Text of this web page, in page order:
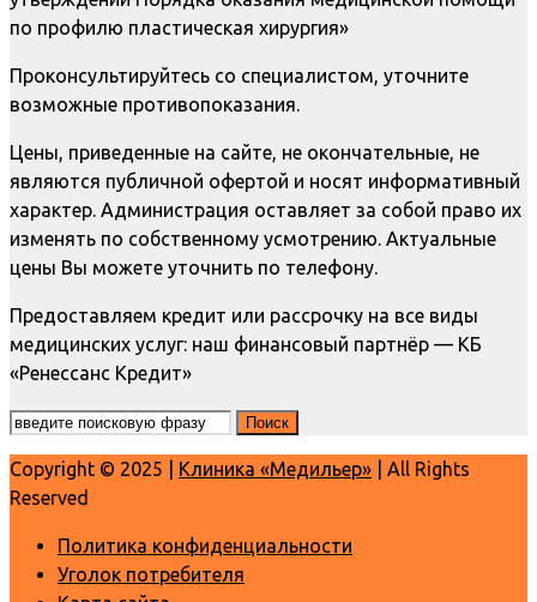
по профилю пластическая хирургия»
Проконсультируйтесь со специалистом, уточните
возможные противопоказания.
Цены, приведенные на сайте, не окончательные, не
являются публичной офертой и носят информативный
характер. Администрация оставляет за собой право их
изменять по собственному усмотрению. Актуальные
цены Вы можете уточнить по телефону.
Предоставляем кредит или рассрочку на все виды
медицинских услуг: наш финансовый партнёр — КБ
«Ренессанс Кредит»
Copyright © 2025 | Клиника «Медильер» | All Rights
Reserved
Политика конфиденциальности
Уголок потребителя